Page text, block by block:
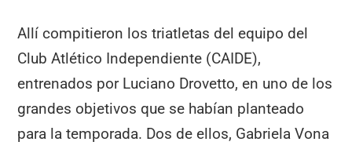
Allí compitieron los triatletas del equipo del
Club Atlético Independiente (CAIDE),
entrenados por Luciano Drovetto, en uno de los
grandes objetivos que se habían planteado
para la temporada. Dos de ellos, Gabriela Vona